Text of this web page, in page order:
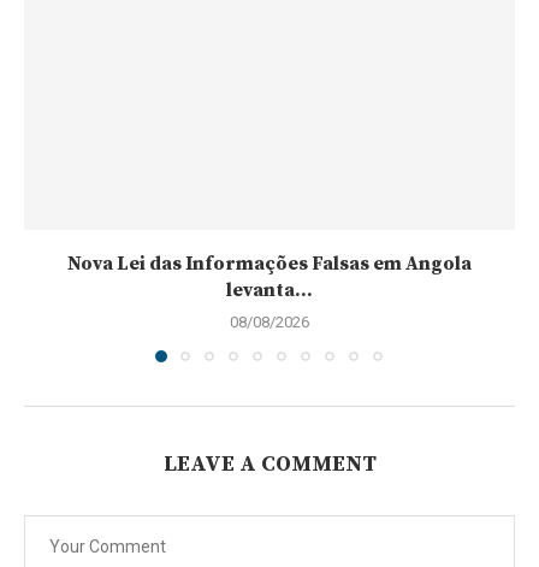
Nova Lei das Informações Falsas em Angola
levanta...
08/08/2026
LEAVE A COMMENT